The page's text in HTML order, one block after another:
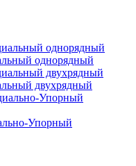
однорядный
двухрядный
Упорный